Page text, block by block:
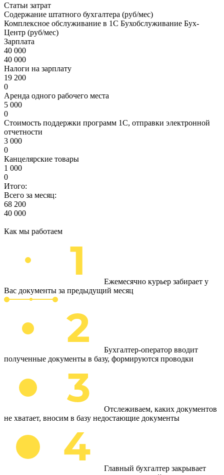
Статьи затрат
Содержание штатного бухгалтера (руб/мес)
Комплексное обслуживание в 1С Бухобслуживание Бух-
Центр (руб/мес)
Зарплата
40 000
40 000
Налоги на зарплату
19 200
0
Аренда одного рабочего места
5 000
0
Стоимость поддержки программ 1С, отправки электронной
отчетности
3 000
0
Канцелярские товары
1 000
0
Итого:
Всего за месяц:
68 200
40 000
Как мы работаем
Ежемесячно курьер забирает у
Вас документы за предыдущий месяц
Бухгалтер-оператор вводит
полученные документы в базу, формируются проводки
Отслеживаем, каких документов
не хватает, вносим в базу недостающие документы
Главный бухгалтер закрывает